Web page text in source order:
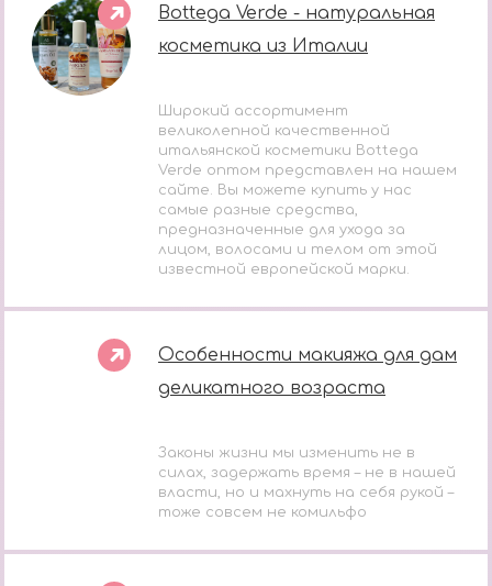
Bottega Verde - натуральная
косметика из Италии
Широкий ассортимент
великолепной качественной
итальянской косметики Bottega
Verde оптом представлен на нашем
сайте. Вы можете купить у нас
самые разные средства,
предназначенные для ухода за
лицом, волосами и телом от этой
известной европейской марки.
Особенности макияжа для дам
деликатного возраста
Законы жизни мы изменить не в
силах, задержать время – не в нашей
власти, но и махнуть на себя рукой –
тоже совсем не комильфо